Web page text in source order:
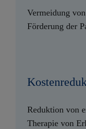
Vermeidung
Förderung der
Reduktion von
Therapie von